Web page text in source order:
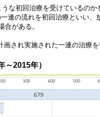
な初回治療を受けているの
連の流れを初回治療といい、
合がある。
され実施された一連の治療を
～2015年）